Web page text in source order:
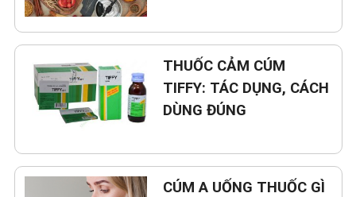
THUỐC CẢM CÚM
TIFFY: TÁC DỤNG, CÁCH
DÙNG ĐÚNG
CÚM A UỐNG THUỐC GÌ